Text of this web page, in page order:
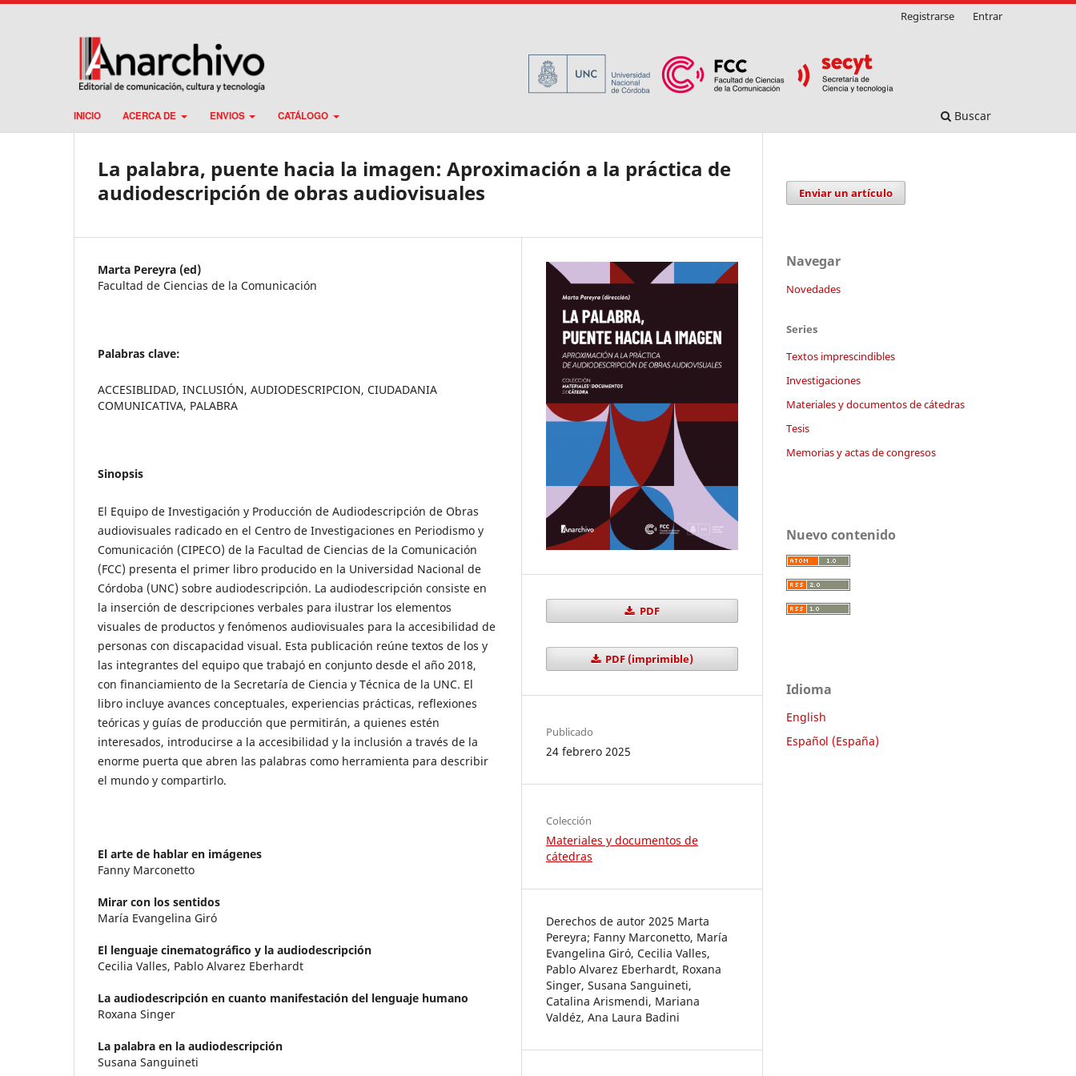
INICIO ACERCA DE ENVIOS CATÁLOGO Buscar
Registrarse Entrar
La palabra, puente hacia la imagen: Aproximación a la práctica de
audiodescripción de obras audiovisuales
Marta Pereyra (ed)
Facultad de Ciencias de la Comunicación
Palabras clave:
ACCESIBLIDAD, INCLUSIÓN, AUDIODESCRIPCION, CIUDADANIA
COMUNICATIVA, PALABRA
Sinopsis
El Equipo de Investigación y Producción de Audiodescripción de Obras
audiovisuales radicado en el Centro de Investigaciones en Periodismo y
Comunicación (CIPECO) de la Facultad de Ciencias de la Comunicación
(FCC) presenta el primer libro producido en la Universidad Nacional de
Córdoba (UNC) sobre audiodescripción. La audiodescripción consiste en
la inserción de descripciones verbales para ilustrar los elementos
visuales de productos y fenómenos audiovisuales para la accesibilidad de
personas con discapacidad visual. Esta publicación reúne textos de los y
las integrantes del equipo que trabajó en conjunto desde el año 2018,
con financiamiento de la Secretaría de Ciencia y Técnica de la UNC. El
libro incluye avances conceptuales, experiencias prácticas, reflexiones
teóricas y guías de producción que permitirán, a quienes estén
interesados, introducirse a la accesibilidad y la inclusión a través de la
enorme puerta que abren las palabras como herramienta para describir
el mundo y compartirlo.
El arte de hablar en imágenes
Fanny Marconetto
Mirar con los sentidos
María Evangelina Giró
El lenguaje cinematográfico y la audiodescripción
Cecilia Valles, Pablo Alvarez Eberhardt
La audiodescripción en cuanto manifestación del lenguaje humano
Roxana Singer
La palabra en la audiodescripción
Susana Sanguineti
PDF
PDF (imprimible)
Publicado
24 febrero 2025
Colección
Materiales y documentos de
cátedras
Derechos de autor 2025 Marta
Pereyra; Fanny Marconetto, María
Evangelina Giró, Cecilia Valles,
Pablo Alvarez Eberhardt, Roxana
Singer, Susana Sanguineti,
Catalina Arismendi, Mariana
Valdéz, Ana Laura Badini
Enviar un artículo
Navegar
Novedades
Series
Textos imprescindibles
Investigaciones
Materiales y documentos de cátedras
Tesis
Memorias y actas de congresos
Nuevo contenido
Idioma
English
Español (España)